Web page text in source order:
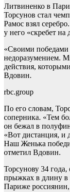
Литвиненко в
Торсунов стал
Рамос взял
у него «скребет
«Своими победами
недоразумением.
действия,
Вдовин.
rbc.group
По его словам,
соперника. «Тем
он бежал в
«Вот дистанция, и
Наш Женька
отметил Вдовин.
Торсунову 34
прыжках в длину в
Париже